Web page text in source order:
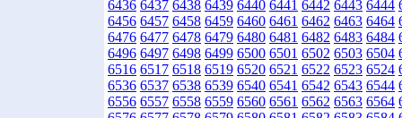
6436 6437 6438 6439 6440 6441 6442 6443 6444
6456 6457 6458 6459 6460 6461 6462 6463 6464
6476 6477 6478 6479 6480 6481 6482 6483 6484
6496 6497 6498 6499 6500 6501 6502 6503 6504
6516 6517 6518 6519 6520 6521 6522 6523 6524
6536 6537 6538 6539 6540 6541 6542 6543 6544
6556 6557 6558 6559 6560 6561 6562 6563 6564